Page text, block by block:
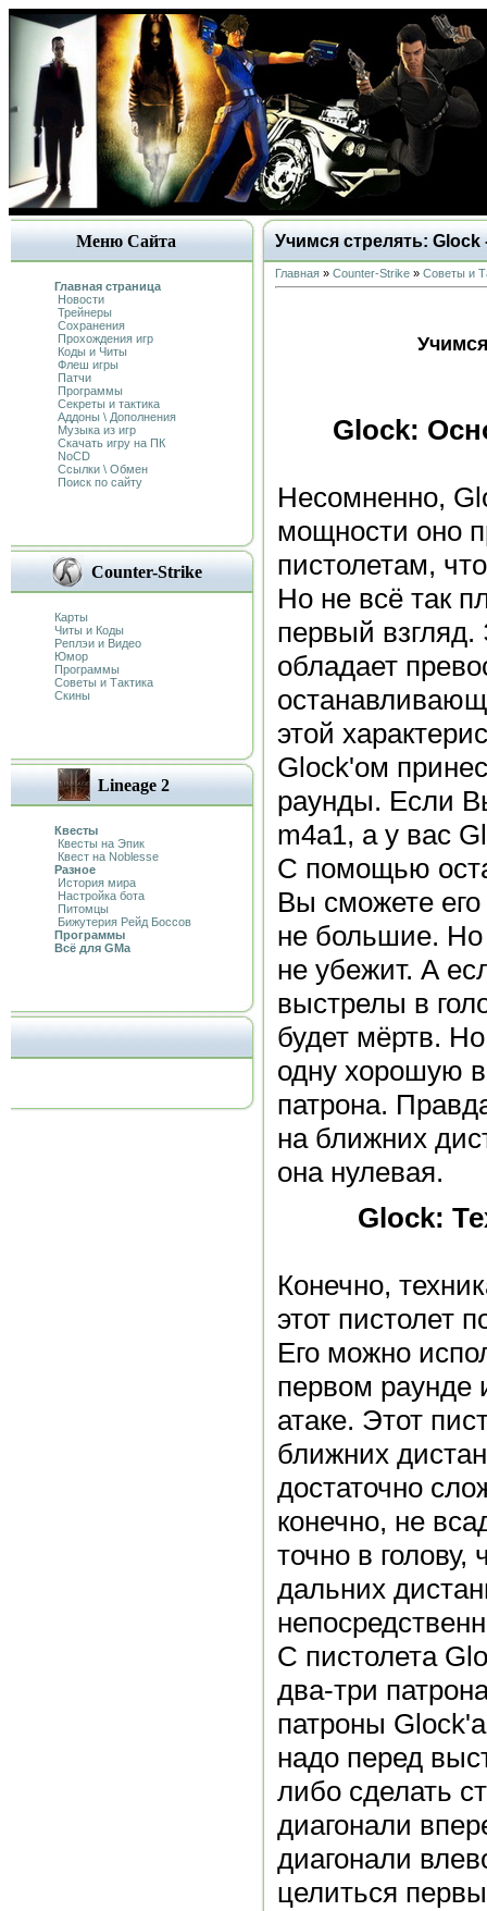
Меню Сайта
Главная страница
Новости
Трейнеры
Сохранения
Прохождения игр
Коды и Читы
Флеш игры
Патчи
Программы
Секреты и тактика
Аддоны \ Дополнения
Музыка из игр
Скачать игру на ПК
NoCD
Ссылки \ Обмен
Поиск по сайту
Counter-Strike
Карты
Читы и Коды
Реплэи и Видео
Юмор
Программы
Советы и Тактика
Скины
Lineage 2
Квесты
Квесты на Эпик
Квест на Noblesse
Разное
История мира
Настройка бота
Питомцы
Бижутерия Рейд Боссов
Программы
Всё для GMa
Учимся стрелять:
Главная » Counter-Strike » Советы и
Glock:
Несомненно,
мощности оно
пистолетам,
Но не всё так
первый взгляд.
обладает
этой
Glock'ом
раунды. Если
m4a1, а у вас
С помощью
Вы сможете
не большие. Но
не убежит. А
выстрелы в
будет мёртв.
одну хорошую
патрона.
на ближних
она нулевая.
Glock:
Конечно,
этот пистолет
Его можно
первом раунде
атаке. Этот
ближних
достаточно
конечно, не
точно в голову,
дальних
С пистолета
два-три
патроны
надо перед
либо сделать
диагонали
диагонали
целиться